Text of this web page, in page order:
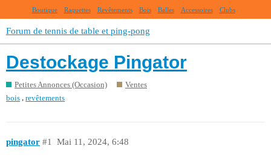
Boutique Raquettes Revêtements Bois Balles Accessoires Clubs
Forum de tennis de table et ping-pong
Destockage Pingator
Petites Annonces (Occasion)
Ventes
bois ,revêtements
pingator Mai 11, 2024, 6:48
#1